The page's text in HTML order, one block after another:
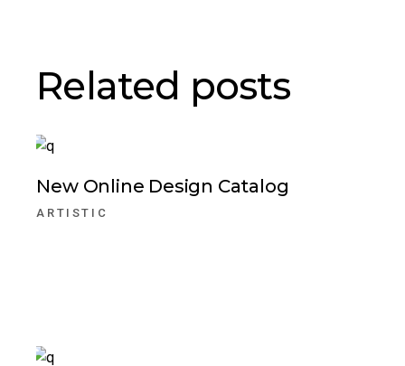
Related posts
New Online Design Catalog
ARTISTIC